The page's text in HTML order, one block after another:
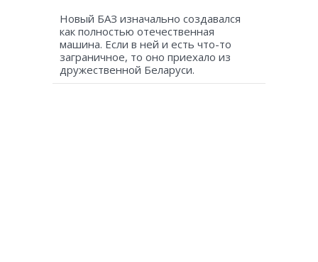
Новый БАЗ изначально создавался
как полностью отечественная
машина. Если в ней и есть что-то
заграничное, то оно приехало из
дружественной Беларуси.